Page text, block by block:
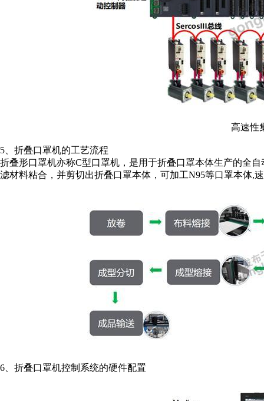
高速性
5、折叠口罩机的工艺流程
折叠形口罩机亦称C型口罩机，是用于折叠口罩本体生产的全
滤材料粘合，并剪切出折叠口罩本体，可加工N95等口罩本体,
6、折叠口罩机控制系统的硬件配置